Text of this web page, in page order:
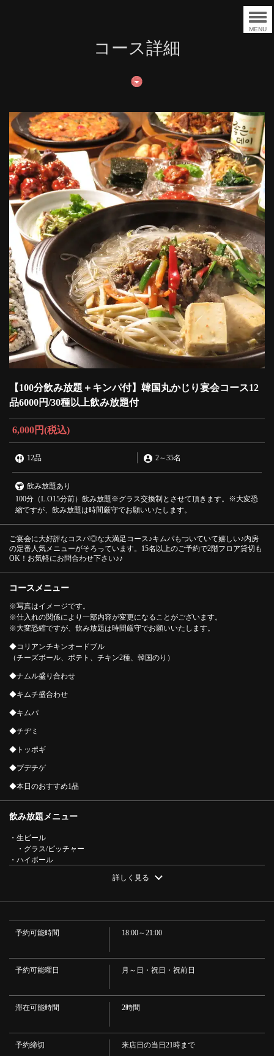
MENU
コース詳細
【100分飲み放題＋キンパ付】韓国丸かじり宴会コース12
品6000円/30種以上飲み放題付
6,000円(税込)
12品 2～35名
飲み放題あり
100分（L.O15分前）飲み放題※グラス交換制とさせて頂きます。※大変恐
縮ですが、飲み放題は時間厳守でお願いいたします。
ご宴会に大好評なコスパ◎な大満足コース♪キムパもついていて嬉しい♪内房
の定番人気メニューがそろっています。15名以上のご予約で2階フロア貸切も
OK！お気軽にお問合わせ下さい♪♪
コースメニュー
※写真はイメージです。
※仕入れの関係により一部内容が変更になることがございます。
※大変恐縮ですが、飲み放題は時間厳守でお願いいたします。
◆コリアンチキンオードブル
（チーズボール、ポテト、チキン2種、韓国のり）
◆ナムル盛り合わせ
◆キムチ盛合わせ
◆キムパ
◆チヂミ
◆トッポギ
◆プデチゲ
◆本日のおすすめ1品
飲み放題メニュー
・生ビール
・グラス/ピッチャー
・ハイボール
・【カシス＋】オレンジ/ウーロン/グレープフルーツ【カンパリ＋】オレン
スル＋】巨峰/グレープフルーツ/ピーチ/ゆず【マッコリ＋】ゆず/マンゴ/ぶど
う/レモン
・麦/芋/チャミスル（ロック/ソーダ割り/水割り）
・ソフトドリンク
詳しく見る
予約可能時間 18:00～21:00
予約可能曜日 月～日・祝日・祝前日
滞在可能時間 2時間
予約締切 来店日の当日21時まで
6000円/30種以上飲み放題付 | 韓国料理 内房（アンパン）
京都府京都市中京区三条通新町西入る釜座町37 三越釜座ビル1F
https://kankokuryori-anpan.owst.jp/courses/15796399
お店情報をコピー